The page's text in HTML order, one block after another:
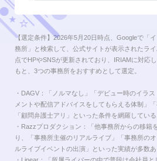
【選定条件】2026年5月20日時点、Googleで「
務所」と検索して、公式サイトが表示されたラ
点でHPやSNSが更新されており、IRIAMに対応
もと、3つの事務所をおすすめとして選定。
・DAGV：「ノルマなし」「デビュー時のイラ
メントや配信アドバイスをしてもらえる体制」
「顧問弁護士アリ」といった条件を網羅している
・Razzプロダクション：「他事務所からの移籍
り、「事務所主催のリアルライブ」「事務所の
ルライブイベントの出演」といった実績が多数あ